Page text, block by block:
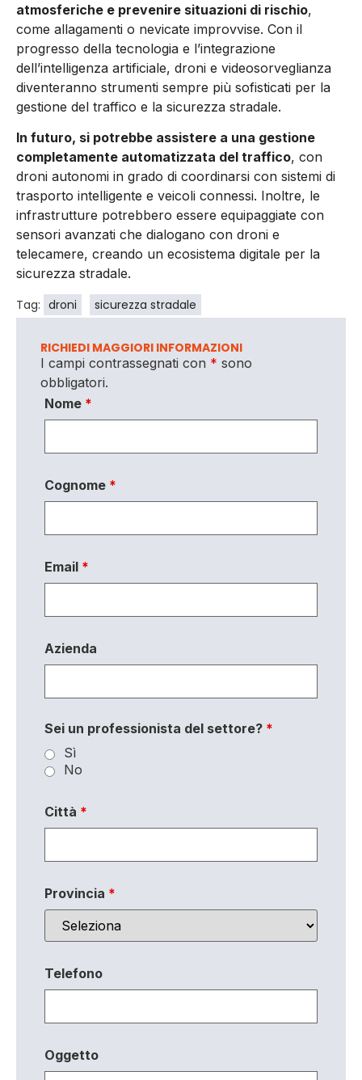
atmosferiche e prevenire situazioni di rischio,
come allagamenti o nevicate improvvise. Con il
progresso della tecnologia e l’integrazione
dell’intelligenza artificiale, droni e videosorveglianza
diventeranno strumenti sempre più sofisticati per la
gestione del traffico e la sicurezza stradale.
In futuro, si potrebbe assistere a una gestione
completamente automatizzata del traffico, con
droni autonomi in grado di coordinarsi con sistemi di
trasporto intelligente e veicoli connessi. Inoltre, le
infrastrutture potrebbero essere equipaggiate con
sensori avanzati che dialogano con droni e
telecamere, creando un ecosistema digitale per la
sicurezza stradale.
Tag: droni sicurezza stradale
RICHIEDI MAGGIORI INFORMAZIONI
I campi contrassegnati con * sono
obbligatori.
Nome *
Cognome *
Email *
Azienda
Sei un professionista del settore? *
Sì
No
Città *
Provincia *
Telefono
Oggetto